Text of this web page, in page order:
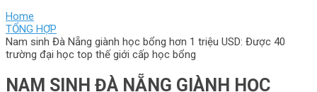
Home
TỔNG HỢP
Nam sinh Đà Nẵng giành học bổng hơn 1 triệu USD: Được 40
trường đại học top thế giới cấp học bổng
NAM SINH ĐÀ NẴNG GIÀNH HỌC